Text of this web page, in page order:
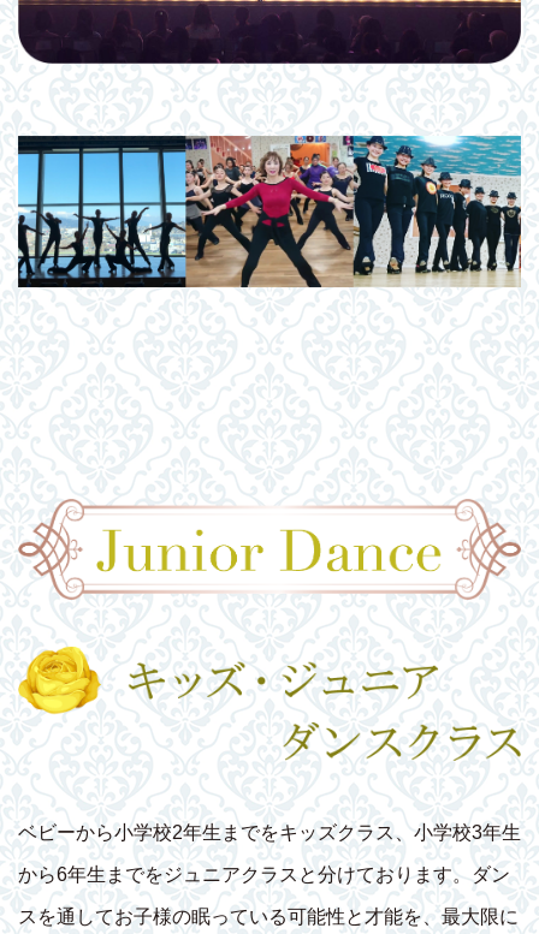
ベビーから小学校2年生までをキッズクラス、小学校3年生
から6年生までをジュニアクラスと分けております。ダン
スを通してお子様の眠っている可能性と才能を、最大限に